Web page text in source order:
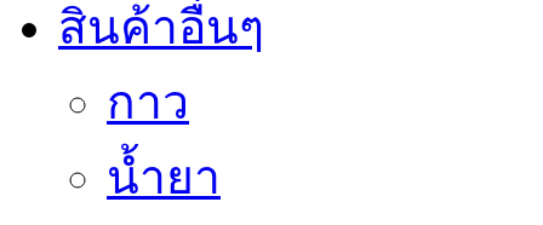
สินค้าอื่นๆ
กาว
น้ำยา